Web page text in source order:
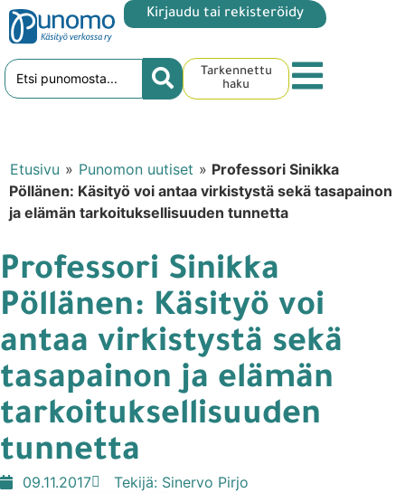
Kirjaudu tai rekisteröidy
Tarkennettu
haku
Etusivu » Punomon uutiset » Professori Sinikka
Pöllänen: Käsityö voi antaa virkistystä sekä tasapainon
ja elämän tarkoituksellisuuden tunnetta
Professori Sinikka
Pöllänen: Käsityö voi
antaa virkistystä sekä
tasapainon ja elämän
tarkoituksellisuuden
tunnetta
09.11.2017 Tekijä: Sinervo Pirjo